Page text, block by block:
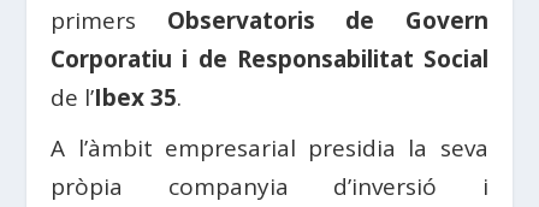
primers Observatoris de Govern
Corporatiu i de Responsabilitat Social
de l’Ibex 35.
A l’àmbit empresarial presidia la seva
pròpia companyia d’inversió i